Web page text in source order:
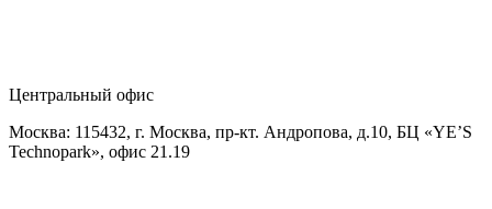
Центральный офис
Москва: 115432, г. Москва, пр-кт. Андропова, д.10, БЦ «YE’S
Technopark», офис 21.19